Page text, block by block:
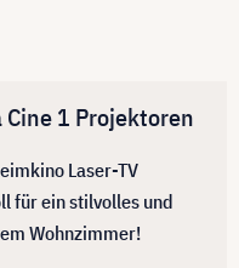
Cine 1 Projektoren
Laser-TV
für ein stilvolles und
Wohnzimmer!